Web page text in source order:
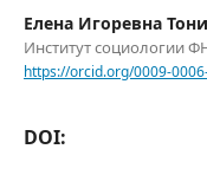
Елена Игоревна
Институт социологии
https://orcid.org/0009-
DOI: